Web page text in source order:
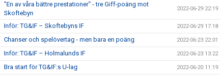
"En av våra bättre prestationer" - tre Giff-poäng mot
Skoftebyn
2022-06-29 22:19
Inför: TG&IF – Skoftebyns IF 2022-06-29 17:18
Chanser och spelövertag - men bara en poäng 2022-06-23 22:01
Inför: TG&IF – Holmalunds IF 2022-06-23 13:22
Bra start för TG&IF:s U-lag 2022-06-20 11:19